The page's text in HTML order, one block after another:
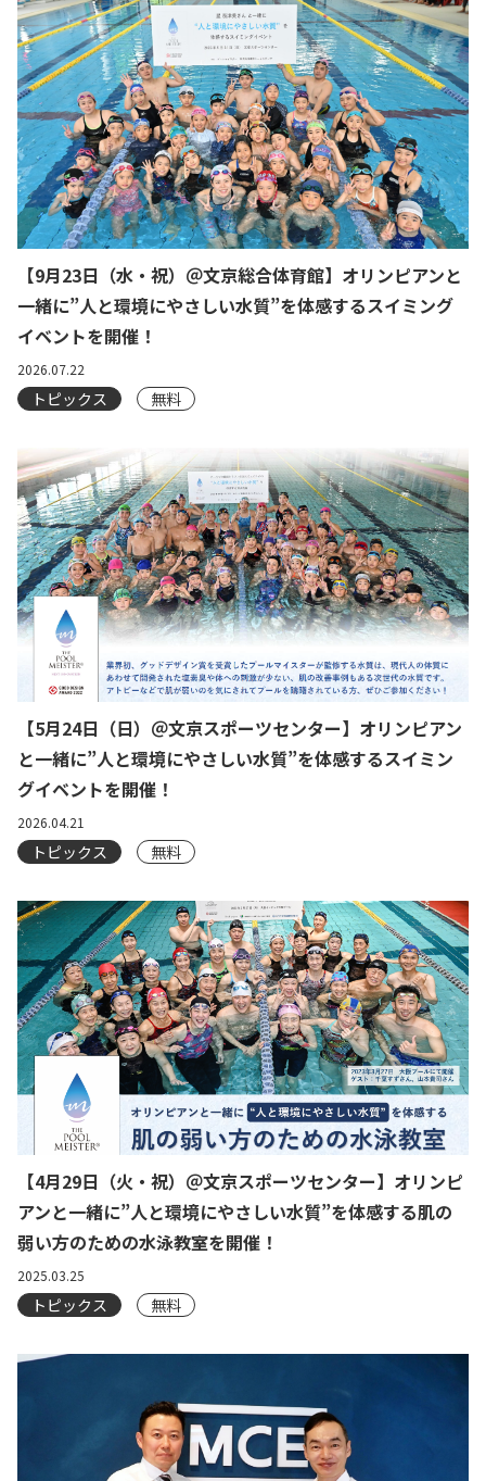
【9月23日（水・祝）＠文京総合体育館】オリンピアンと
一緒に”人と環境にやさしい水質”を体感するスイミング
イベントを開催！
2026.07.22
トピックス 無料
【5月24日（日）＠文京スポーツセンター】オリンピアン
と一緒に”人と環境にやさしい水質”を体感するスイミン
グイベントを開催！
2026.04.21
トピックス 無料
【4月29日（火・祝）＠文京スポーツセンター】オリンピ
アンと一緒に”人と環境にやさしい水質”を体感する肌の
弱い方のための水泳教室を開催！
2025.03.25
トピックス 無料